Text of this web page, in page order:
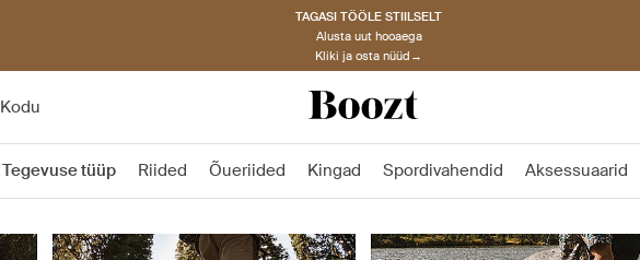
TAGASI TÖÖLE STIILSELT
Alusta uut hooaega
Kliki ja osta nüüd→
Kodu
Tegevuse tüüp Riided Õueriided Kingad Spordivahendid Aksessuaarid